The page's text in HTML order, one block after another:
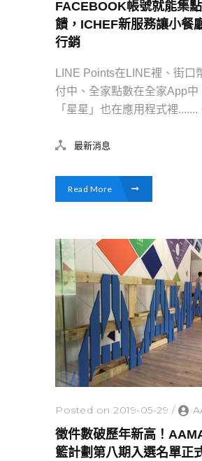
FACEBOOK帳號就能集
饋，ICHEF新服務讓小餐
行銷
LINE Points在LINE裡、街口
付中、全家點數在全家App中
「星星」也在應用程式裡.......
最新消息
Read More
Posted on 2019-05-29 /
徵件數破歷年新高！
籃計劃第八期入選名單正